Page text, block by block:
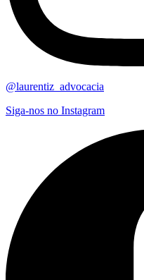
@laurentiz_advocacia
Siga-nos no Instagram